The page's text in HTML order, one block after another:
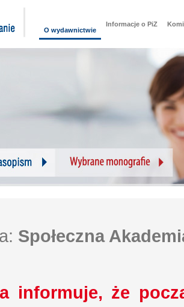
O wydawnictwie
Informacje o PiZ
Społeczna
informuje, że